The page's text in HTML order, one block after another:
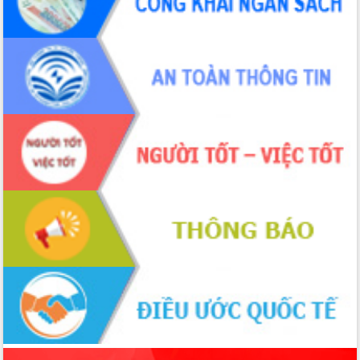
phá cơ chế - Hợp tác công tư
Đề án 06 tạo bước ngoặt đột phá trong
cải cách hành chính tỉnh Đắk Lắk
Kết nối tour, đẩy mạnh chuyển đổi số
để phát triển du lịch Đắk Lắk
Khởi động Dự án Đầu tư xây dựng hạ
tầng kỹ thuật Cụm công nghiệp Tân
Tiến
Gặp mặt các cơ quan báo chí nhân Kỷ
niệm 101 năm Ngày Báo chí Cách
mạng Việt Nam
Đắk Lắk sơ kết 4 năm triển khai thực
hiện Đề án 06 của Chính phủ
Họp báo thông tin về Hội nghị Công bố
Quy hoạch và Xúc tiến đầu tư tỉnh Đắk
Khơi thông điểm nghẽn, đẩy nhanh
giải ngân vốn khắc phục thiên tai
HĐND tỉnh thông qua điều chỉnh Quy
hoạch tỉnh thời kỳ 2021-2030